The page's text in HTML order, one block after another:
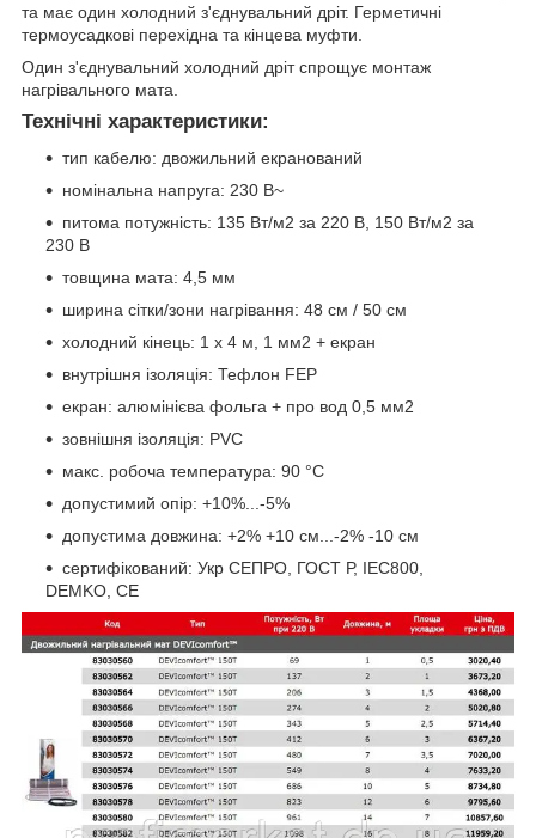
та має один холодний з'єднувальний дріт. Герметичні
термоусадкові перехідна та кінцева муфти.
Один з'єднувальний холодний дріт спрощує монтаж
нагрівального мата.
Технічні характеристики:
тип кабелю: двожильний екранований
номінальна напруга: 230 В~
питома потужність: 135 Вт/м2 за 220 В, 150 Вт/м2 за
230 В
товщина мата: 4,5 мм
ширина сітки/зони нагрівання: 48 см / 50 см
холодний кінець: 1 х 4 м, 1 мм2 + екран
внутрішня ізоляція: Тефлон FEP
екран: алюмінієва фольга + про вод 0,5 мм2
зовнішня ізоляція: PVC
макс. робоча температура: 90 °C
допустимий опір: +10%...-5%
допустима довжина: +2% +10 см...-2% -10 см
сертифікований: Укр СЕПРО, ГОСТ Р, IEC800,
DEMKO, CE